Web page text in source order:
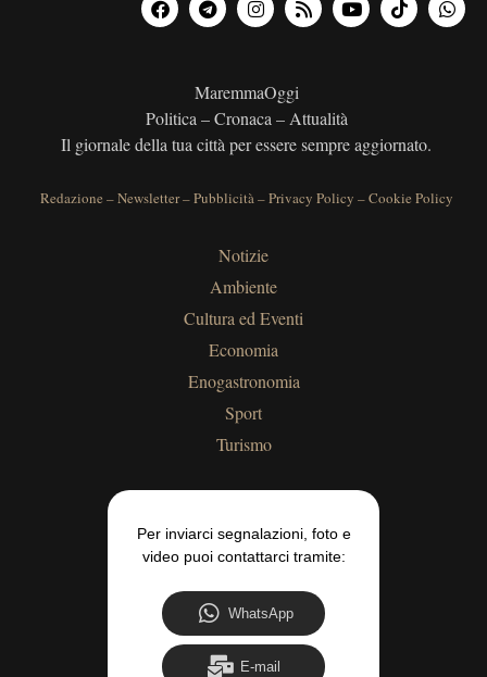
MaremmaOggi
Politica – Cronaca – Attualità
Il giornale della tua città per essere sempre aggiornato.
Redazione –Newsletter–Pubblicità–Privacy Policy –Cookie Policy
Notizie
Ambiente
Cultura ed Eventi
Economia
Enogastronomia
Sport
Turismo
Per inviarci segnalazioni, foto e
video puoi contattarci tramite:
WhatsApp
E-mail